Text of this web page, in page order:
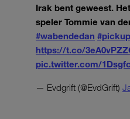
Irak bent geweest.
speler Tommie van
#wabendedan
https://t.co/
pic.twitter.com/
— Evdgrift (@EvdGrift)